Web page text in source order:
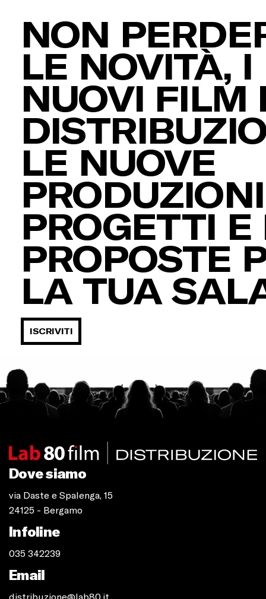
NON
LE NOVITÀ, I
NUOVI FILM
LE NUOVE
PROGETTI E
PROPOSTE
LA TUA
ISCRIVITI
Dove siamo
via Daste e Spalenga, 15
24125 - Bergamo
Infoline
035 342239
Email
distribuzione@lab80.it